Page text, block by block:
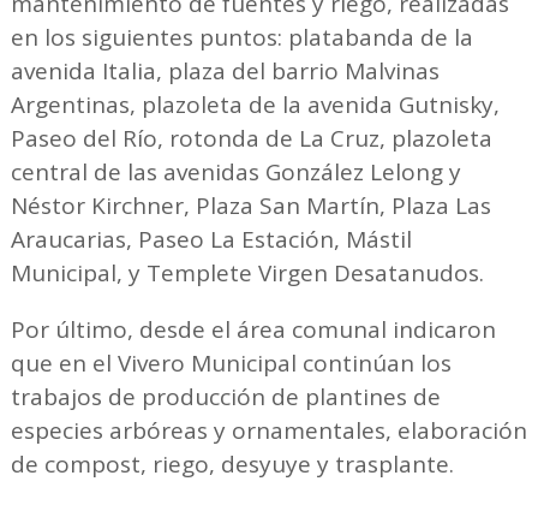
en los siguientes puntos: platabanda de la
avenida Italia, plaza del barrio Malvinas
Argentinas, plazoleta de la avenida Gutnisky,
Paseo del Río, rotonda de La Cruz, plazoleta
central de las avenidas González Lelong y
Néstor Kirchner, Plaza San Martín, Plaza Las
Araucarias, Paseo La Estación, Mástil
Municipal, y Templete Virgen Desatanudos.
Por último, desde el área comunal indicaron
que en el Vivero Municipal continúan los
trabajos de producción de plantines de
especies arbóreas y ornamentales, elaboración
de compost, riego, desyuye y trasplante.